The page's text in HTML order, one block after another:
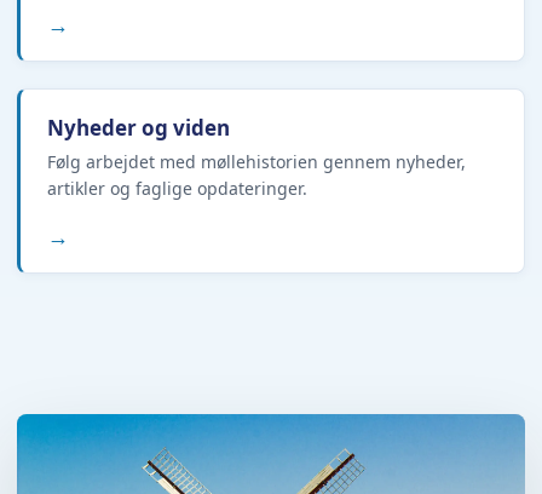
→
Nyheder og viden
Følg arbejdet med møllehistorien gennem nyheder,
artikler og faglige opdateringer.
→